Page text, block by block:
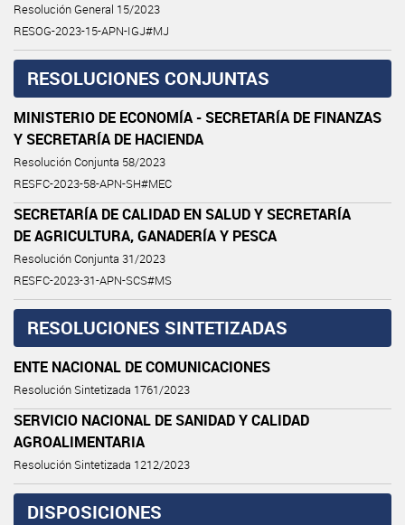
Resolución General 15/2023
RESOG-2023-15-APN-IGJ#MJ
RESOLUCIONES CONJUNTAS
MINISTERIO DE ECONOMÍA - SECRETARÍA DE FINANZAS
Y SECRETARÍA DE HACIENDA
Resolución Conjunta 58/2023
RESFC-2023-58-APN-SH#MEC
SECRETARÍA DE CALIDAD EN SALUD Y SECRETARÍA
DE AGRICULTURA, GANADERÍA Y PESCA
Resolución Conjunta 31/2023
RESFC-2023-31-APN-SCS#MS
RESOLUCIONES SINTETIZADAS
ENTE NACIONAL DE COMUNICACIONES
Resolución Sintetizada 1761/2023
SERVICIO NACIONAL DE SANIDAD Y CALIDAD
AGROALIMENTARIA
Resolución Sintetizada 1212/2023
DISPOSICIONES